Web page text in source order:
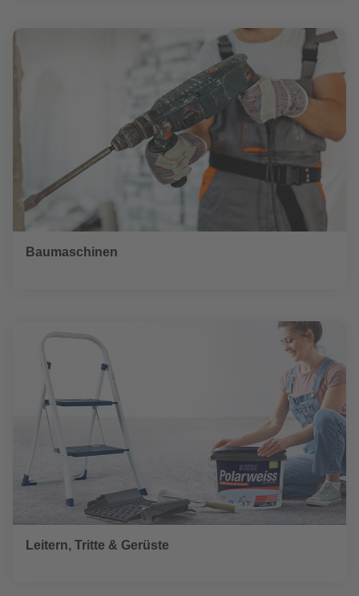
Baumaschinen
Leitern, Tritte & Gerüste